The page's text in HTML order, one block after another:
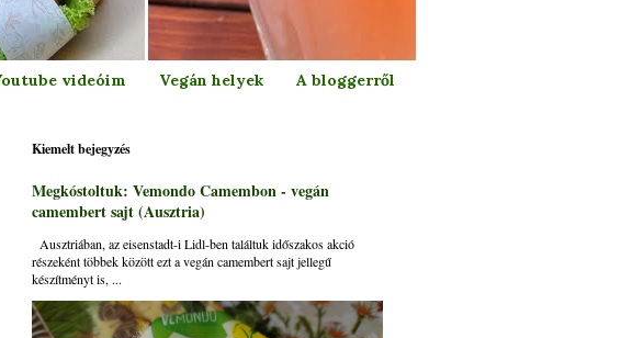
videóim Vegán helyek A bloggerről
Kiemelt bejegyzés
Megkóstoltuk: Vemondo Camembon - vegán
camembert sajt (Ausztria)
Ausztriában, az eisenstadt-i Lidl-ben találtuk időszakos akció
részeként többek között ezt a vegán camembert sajt jellegű
készítményt is, ...